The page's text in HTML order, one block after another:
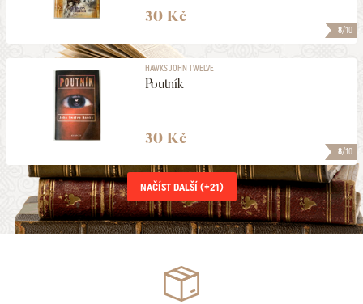
8/10
30 Kč
8/10
HAWKS JOHN TWELVE
Poutník
30 Kč
NAČÍST DALŠÍ (+21)